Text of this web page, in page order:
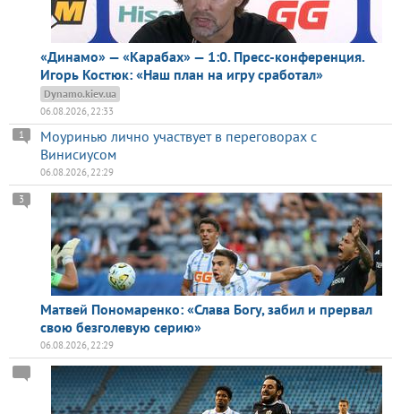
«Динамо» — «Карабах» — 1:0. Пресс-конференция.
Игорь Костюк: «Наш план на игру сработал»
Dynamo.kiev.ua
06.08.2026, 22:33
Моуринью лично участвует в переговорах с
Винисиусом
1
06.08.2026, 22:29
Матвей Пономаренко: «Слава Богу, забил и прервал
свою безголевую серию»
3
06.08.2026, 22:29